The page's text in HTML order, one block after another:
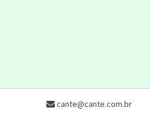
cante@cante.com.br